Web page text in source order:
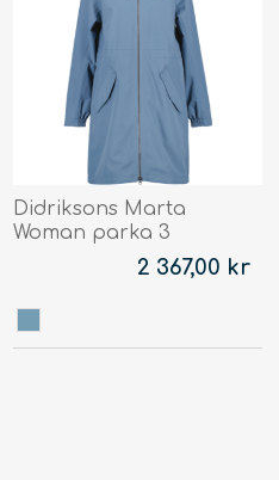
Didriksons Marta
Woman parka 3
2 367,00 kr